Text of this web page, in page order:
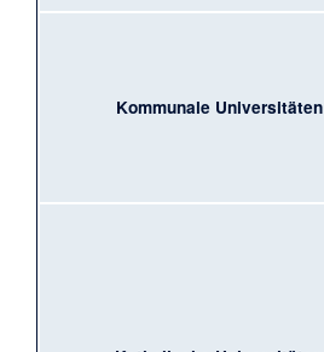
Kommunale Universitäten